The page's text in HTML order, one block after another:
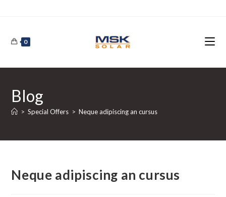
0
Blog
> Special Offers > Neque adipiscing an cursus
Neque adipiscing an cursus